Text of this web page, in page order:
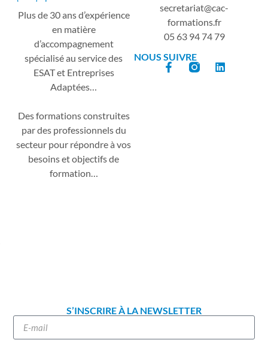
Plus de 30 ans d’expérience
en matière
d’accompagnement
spécialisé au service des
ESAT et Entreprises
Adaptées…
Des formations construites
par des professionnels du
secteur pour répondre à vos
besoins et objectifs de
formation…
secretariat
cac-
formations.fr
05 63 94 74 79
NOUS SUIVRE
S’INSCRIRE À LA NEWSLETTER